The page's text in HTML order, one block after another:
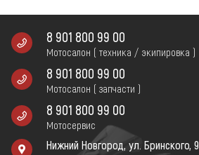
8 901 800 99 00
Мотосалон ( техника / экипировка )
8 901 800 99 00
Мотосалон ( запчасти )
8 901 800 99 00
Мотосервис
Нижний Новгород, ул. Бринского, 9